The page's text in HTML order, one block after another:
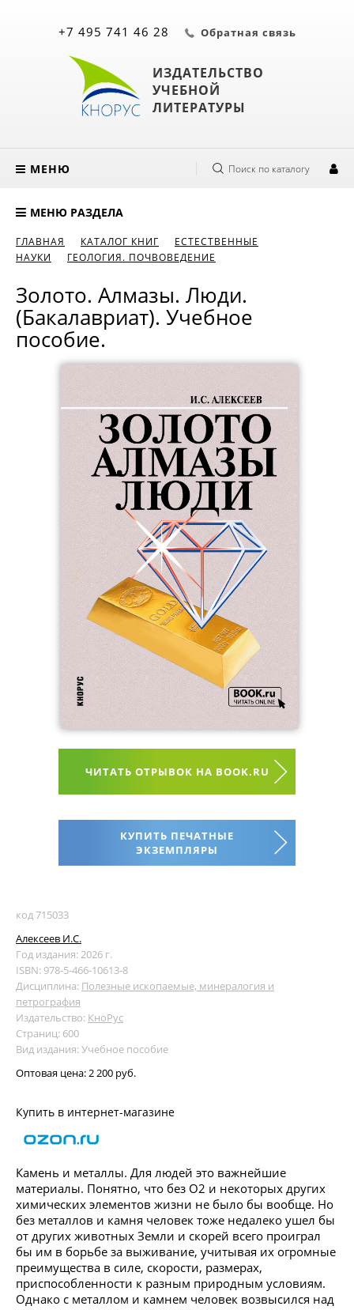
ИЗДАТЕЛЬСТВО
УЧЕБНОЙ
ЛИТЕРАТУРЫ
+7 495 741 46 28 Обратная связь
МЕНЮ Поиск по каталогу
МЕНЮ РАЗДЕЛА
ГЛАВНАЯ КАТАЛОГ КНИГ
ЕСТЕСТВЕННЫЕ
НАУКИ
ГЕОЛОГИЯ. ПОЧВОВЕДЕНИЕ
Золото. Алмазы. Люди.
(Бакалавриат). Учебное
пособие.
ЧИТАТЬ ОТРЫВОК НА BOOK.RU
КУПИТЬ ПЕЧАТНЫЕ
ЭКЗЕМПЛЯРЫ
код 715033
Алексеев И.С.
Год издания: 2026 г.
ISBN: 978-5-466-10613-8
Дисциплина: Полезные ископаемые, минералогия и
петрография
Издательство: КноРус
Страниц: 600
Вид издания: Учебное пособие
Оптовая цена:2 200 руб.
Купить в интернет-магазине
Камень и металлы. Для людей это важнейшие
материалы. Понятно, что без О2 и некоторых других
химических элементов жизни не было бы вообще. Но
без металлов и камня человек тоже недалеко ушел бы
от других животных Земли и скорей всего проиграл
бы им в борьбе за выживание, учитывая их огромные
преимущества в силе, скорости, размерах,
приспособленности к разным природным условиям.
Однако с металлом и камнем человек возвысился над